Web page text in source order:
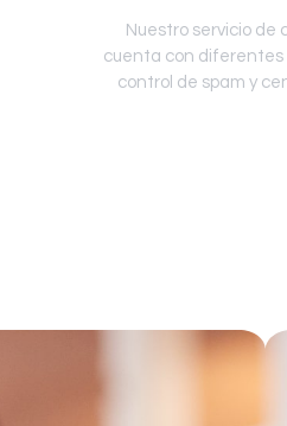
Nuestro servicio de
cuenta con diferentes
control de spam y